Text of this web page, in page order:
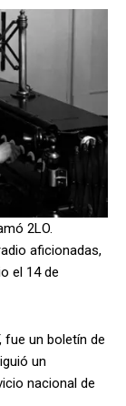
2LO.
aficionadas,
el 14 de
fue un boletín de
un
nacional de